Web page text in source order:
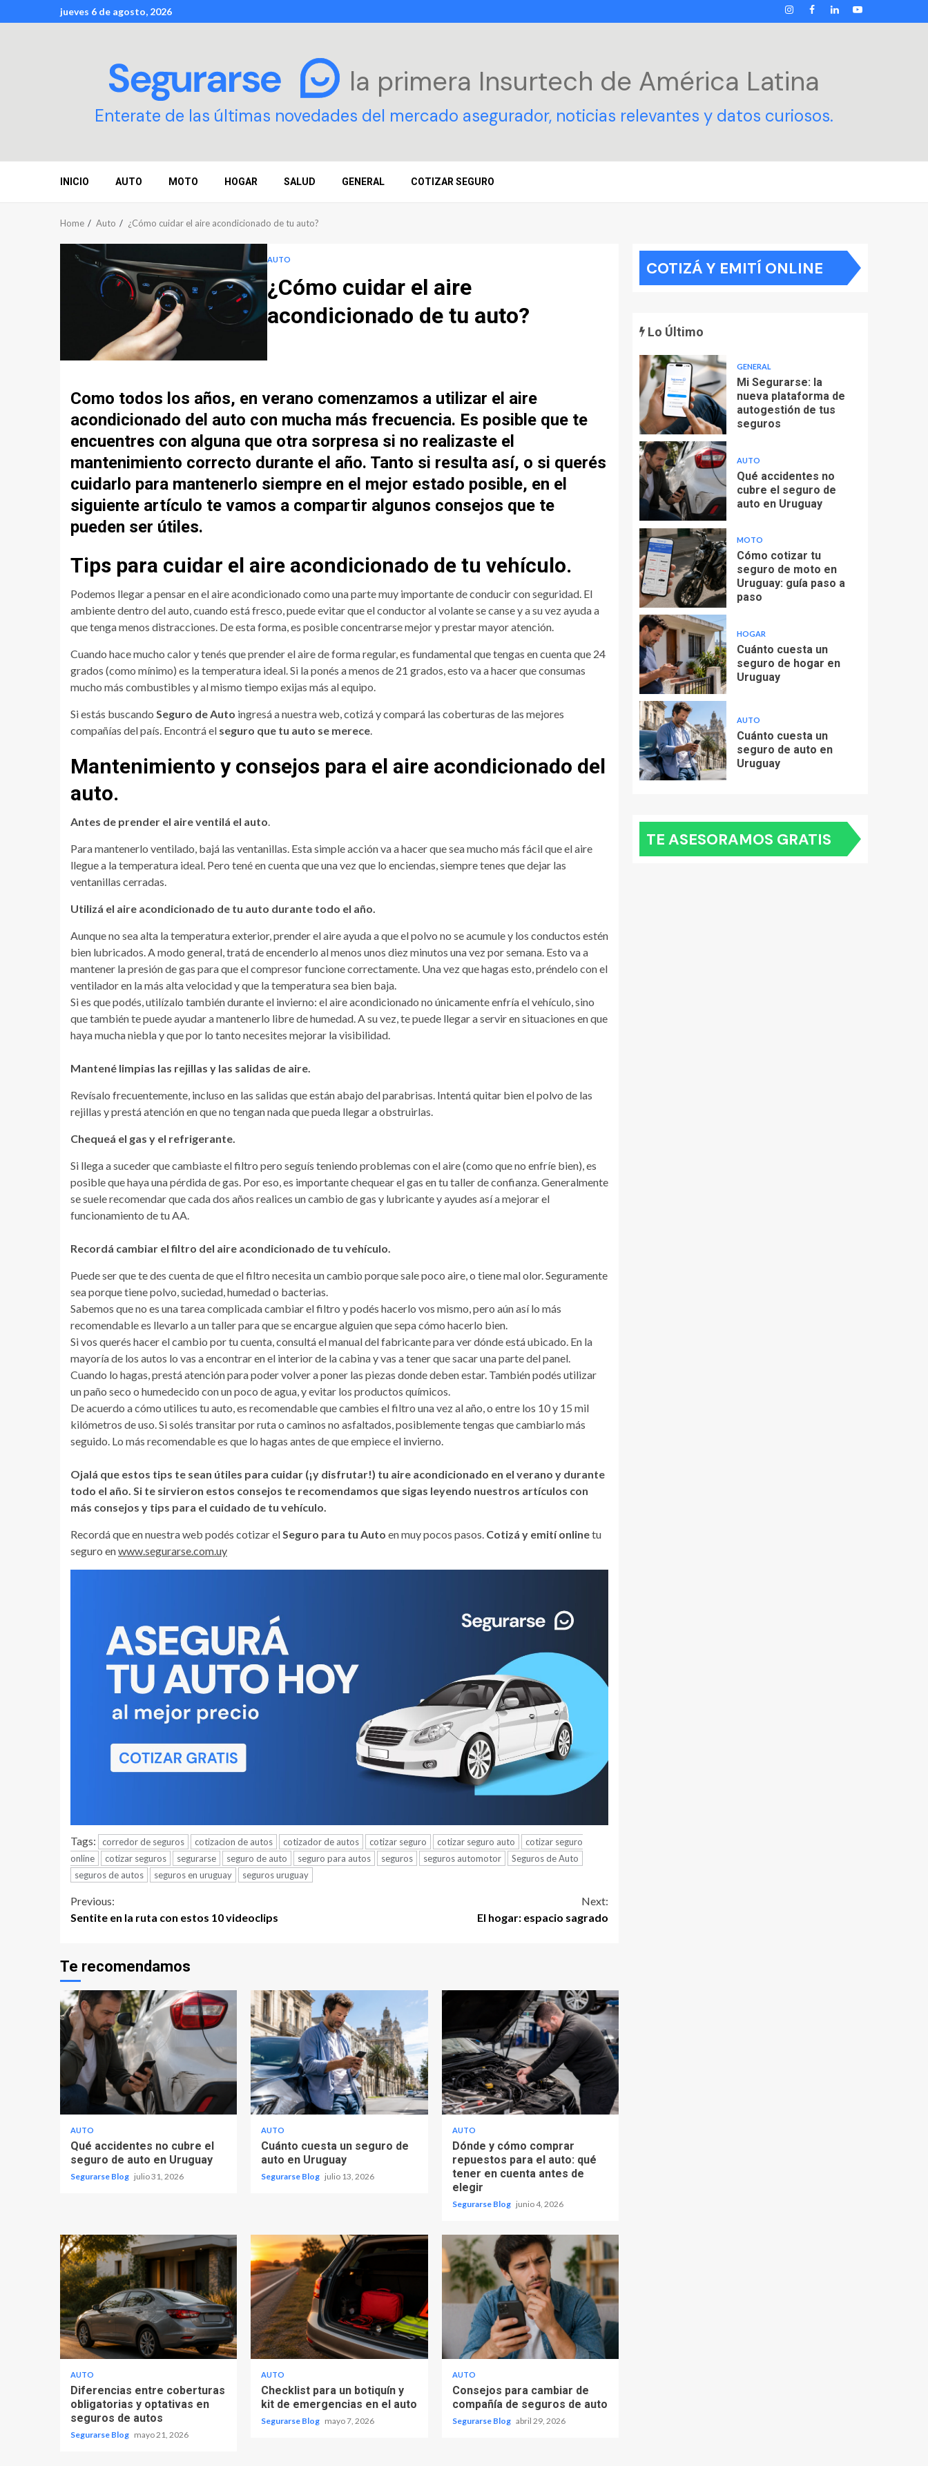
to
jueves 6 de agosto, 2026 INSTAGRAM
FACEBOOK
LINKEDIN
YOUTUBE
la primera Insurtech de América Latina
Enterate de las últimas novedades del mercado asegurador, noticias relevantes y datos curiosos.
INICIO AUTO MOTO HOGAR SALUD GENERAL COTIZAR SEGURO
Home Auto ¿Cómo cuidar el aire acondicionado de tu auto?
AUTO
¿Cómo cuidar el aire
acondicionado de tu auto?
Como todos los años, en verano comenzamos a utilizar el aire
acondicionado del auto con mucha más frecuencia. Es posible que te
encuentres con alguna que otra sorpresa si no realizaste el
mantenimiento correcto durante el año. Tanto si resulta así, o si querés
cuidarlo para mantenerlo siempre en el mejor estado posible, en el
siguiente artículo te vamos a compartir algunos consejos que te
pueden ser útiles.
Tips para cuidar el aire acondicionado de tu vehículo.
Podemos llegar a pensar en el aire acondicionado como una parte muy importante de conducir con seguridad. El
ambiente dentro del auto, cuando está fresco, puede evitar que el conductor al volante se canse y a su vez ayuda a
que tenga menos distracciones. De esta forma, es posible concentrarse mejor y prestar mayor atención.
Cuando hace mucho calor y tenés que prender el aire de forma regular, es fundamental que tengas en cuenta que 24
grados (como mínimo) es la temperatura ideal. Si la ponés a menos de 21 grados, esto va a hacer que consumas
mucho más combustibles y al mismo tiempo exijas más al equipo.
Si estás buscando Seguro de Auto ingresá a nuestra web, cotizá y compará las coberturas de las mejores
compañías del país. Encontrá el seguro que tu auto se merece
Mantenimiento y consejos para el aire acondicionado del
auto.
Antes de prender el aire ventilá el auto
Para mantenerlo ventilado, bajá las ventanillas. Esta simple acción va a hacer que sea mucho más fácil que el aire
llegue a la temperatura ideal. Pero tené en cuenta que una vez que lo enciendas, siempre tenes que dejar las
ventanillas cerradas.
Utilizá el aire acondicionado de tu auto durante todo el año.
Aunque no sea alta la temperatura exterior, prender el aire ayuda a que el polvo no se acumule y los conductos estén
bien lubricados. A modo general, tratá de encenderlo al menos unos diez minutos una vez por semana. Esto va a
mantener la presión de gas para que el compresor funcione correctamente. Una vez que hagas esto, préndelo con el
ventilador en la más alta velocidad y que la temperatura sea bien baja.
Si es que podés, utilízalo también durante el invierno: el aire acondicionado no únicamente enfría el vehículo, sino
que también te puede ayudar a mantenerlo libre de humedad. A su vez, te puede llegar a servir en situaciones en que
haya mucha niebla y que por lo tanto necesites mejorar la visibilidad.
Mantené limpias las rejillas y las salidas de aire.
Revísalo frecuentemente, incluso en las salidas que están abajo del parabrisas. Intentá quitar bien el polvo de las
rejillas y prestá atención en que no tengan nada que pueda llegar a obstruirlas.
Chequeá el gas y el refrigerante.
Si llega a suceder que cambiaste el filtro pero seguís teniendo problemas con el aire (como que no enfríe bien), es
posible que haya una pérdida de gas. Por eso, es importante chequear el gas en tu taller de confianza. Generalmente
se suele recomendar que cada dos años realices un cambio de gas y lubricante y ayudes así a mejorar el
funcionamiento de tu AA.
Recordá cambiar el filtro del aire acondicionado de tu vehículo.
Puede ser que te des cuenta de que el filtro necesita un cambio porque sale poco aire, o tiene mal olor. Seguramente
sea porque tiene polvo, suciedad, humedad o bacterias.
Sabemos que no es una tarea complicada cambiar el filtro y podés hacerlo vos mismo, pero aún así lo más
recomendable es llevarlo a un taller para que se encargue alguien que sepa cómo hacerlo bien.
Si vos querés hacer el cambio por tu cuenta, consultá el manual del fabricante para ver dónde está ubicado. En la
mayoría de los autos lo vas a encontrar en el interior de la cabina y vas a tener que sacar una parte del panel.
Cuando lo hagas, prestá atención para poder volver a poner las piezas donde deben estar. También podés utilizar
un paño seco o humedecido con un poco de agua, y evitar los productos químicos.
De acuerdo a cómo utilices tu auto, es recomendable que cambies el filtro una vez al año, o entre los 10 y 15 mil
kilómetros de uso. Si solés transitar por ruta o caminos no asfaltados, posiblemente tengas que cambiarlo más
seguido. Lo más recomendable es que lo hagas antes de que empiece el invierno.
Ojalá que estos tips te sean útiles para cuidar (¡y disfrutar!) tu aire acondicionado en el verano y durante
todo el año. Si te sirvieron estos consejos te recomendamos que sigas leyendo nuestros artículos con
más consejos y tips para el cuidado de tu vehículo.
Recordá que en nuestra web podés cotizar el Seguro para tu Auto en muy pocos pasos. Cotizá y emití onlinetu
seguro enwww.segurarse.com.uy
Tags: corredor de seguros cotizacion de autos cotizador de autos cotizar seguro cotizar seguro auto
cotizar seguro
online
cotizar seguros segurarse seguro de auto seguro para autos seguros seguros automotor
Seguros de Auto
seguros de autos
seguros en uruguay seguros uruguay
Continue
Previous:
Sentite en la ruta con estos 10 videoclips
Next:
El hogar: espacio sagrado
Te recomendamos
AUTO
Qué accidentes no cubre el
seguro de auto en Uruguay
Segurarse Blog julio 31, 2026
AUTO
Cuánto cuesta un seguro de
auto en Uruguay
Segurarse Blog julio 13, 2026
AUTO
Dónde y cómo comprar
repuestos para el auto: qué
tener en cuenta antes de
elegir
Segurarse Blog junio 4, 2026
AUTO
Diferencias entre coberturas
obligatorias y optativas en
seguros de autos
Segurarse Blog mayo 21, 2026
AUTO
Checklist para un botiquín y
kit de emergencias en el auto
Segurarse Blog mayo 7, 2026
AUTO
Consejos para cambiar de
compañía de seguros de auto
Segurarse Blog abril 29, 2026
COTIZÁ Y EMITÍ ONLINE
Lo Último
GENERAL
Mi Segurarse: la
nueva plataforma de
autogestión de tus
seguros
AUTO
Qué accidentes no
cubre el seguro de
auto en Uruguay
MOTO
Cómo cotizar tu
seguro de moto en
Uruguay: guía paso a
paso
HOGAR
Cuánto cuesta un
seguro de hogar en
Uruguay
AUTO
Cuánto cuesta un
seguro de auto en
Uruguay
TE ASESORAMOS GRATIS